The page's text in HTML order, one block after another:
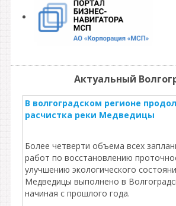
Актуальный
В волгоградском регионе
расчистка реки Медведицы
Более четверти объема всех
работ по восстановлению
улучшению экологического
Медведицы выполнено в
начиная с прошлого года.